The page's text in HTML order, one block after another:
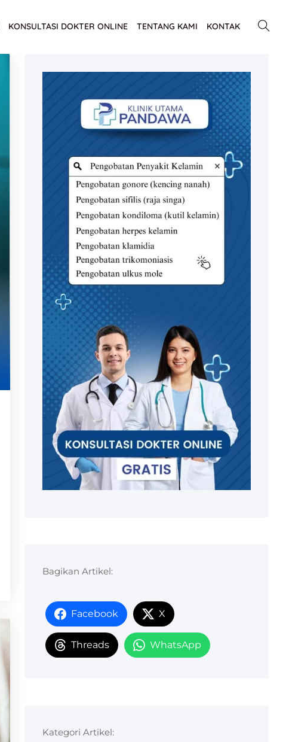
KONSULTASI DOKTER ONLINE TENTANG KAMI KONTAK
Bagikan Artikel:
Facebook X
Threads WhatsApp
Kategori Artikel: